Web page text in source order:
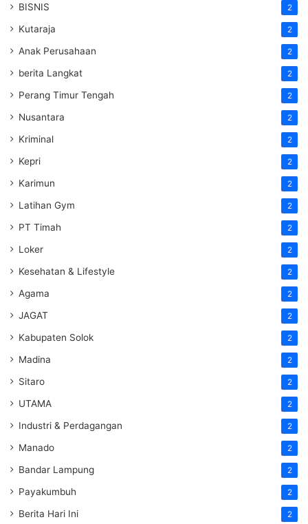
BISNIS 2
Kutaraja 2
Anak Perusahaan 2
berita Langkat 2
Perang Timur Tengah 2
Nusantara 2
Kriminal 2
Kepri 2
Karimun 2
Latihan Gym 2
PT Timah 2
Loker 2
Kesehatan & Lifestyle 2
Agama 2
JAGAT 2
Kabupaten Solok 2
Madina 2
Sitaro 2
UTAMA 2
Industri & Perdagangan 2
Manado 2
Bandar Lampung 2
Payakumbuh 2
Berita Hari Ini 2